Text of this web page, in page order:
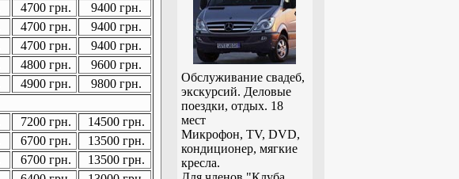
4700 грн.
9400 грн.
4700 грн.
9400 грн.
4700 грн.
9400 грн.
4800 грн.
9600 грн.
4900 грн.
9800 грн.
7200 грн.
14500 грн.
6700 грн.
13500 грн.
6700 грн.
13500 грн.
Обслуживание свадеб,
экскурсий. Деловые
поездки, отдых. 18
мест
Микрофон, TV, DVD,
кондиционер, мягкие
кресла.